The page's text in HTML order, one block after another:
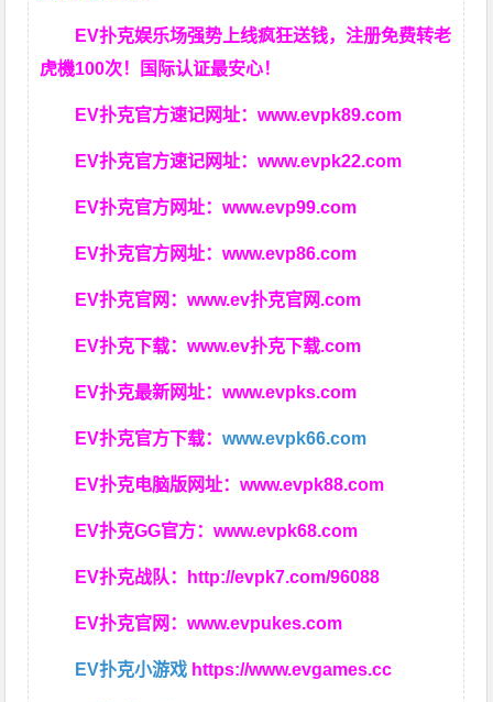
EV扑克娱乐场强势上线疯狂送钱，注册免费转老
虎機100次！国际认证最安心！
EV扑克官方速记网址：www.evpk89.com
EV扑克官方速记网址：www.evpk22.com
EV扑克官方网址：www.evp99.com
EV扑克官方网址：www.evp86.com
EV扑克官网：www.ev扑克官网.com
EV扑克下载：www.ev扑克下载.com
EV扑克最新网址：www.evpks.com
EV扑克官方下载：www.evpk66.com
EV扑克电脑版网址：www.evpk88.com
EV扑克GG官方：www.evpk68.com
EV扑克战队： http://evpk7.com/96088
EV扑克官网：www.evpukes.com
EV扑克小游戏 https://www.evgames.cc